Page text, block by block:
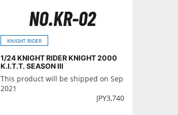
NO.KR-02
KNIGHT RIDER
1/24 KNIGHT RIDER KNIGHT 2000
K.I.T.T. SEASON III
This product will be shipped on Sep
2021
JPY3,740